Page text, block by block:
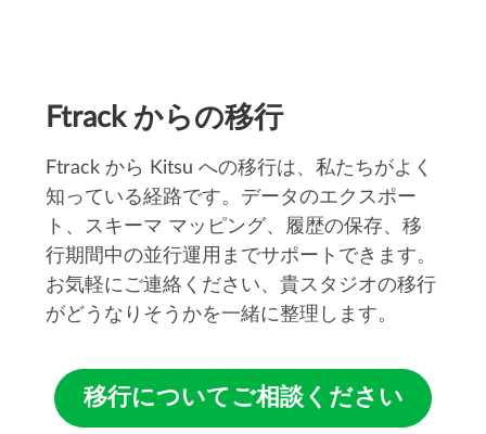
Ftrack からの移行
Ftrack から Kitsu への移行は、私たちがよく
知っている経路です。データのエクスポー
ト、スキーマ マッピング、履歴の保存、移
行期間中の並行運用までサポートできます。
お気軽にご連絡ください、貴スタジオの移行
がどうなりそうかを一緒に整理します。
移行についてご相談ください